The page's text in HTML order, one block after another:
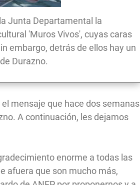
Junta Departamental la
'Muros Vivos', cuyas caras
embargo, detrás de ellos hay un
Durazno.
mensaje que hace dos semanas
A continuación, les dejamos
enorme a todas las
afuera que son mucho más,